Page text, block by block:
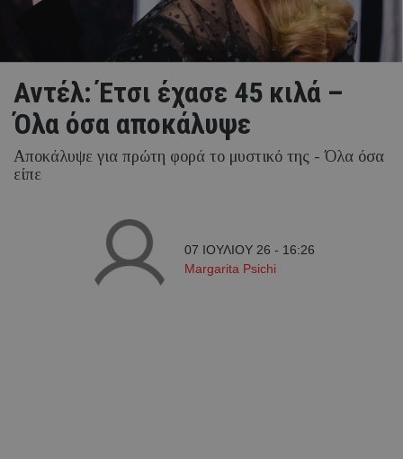
Αντέλ: Έτσι έχασε 45 κιλά –
Όλα όσα αποκάλυψε
Αποκάλυψε για πρώτη φορά το μυστικό της - Όλα όσα
είπε
07 ΙΟΥΛΙΟΥ 26 - 16:26
Margarita Psichi